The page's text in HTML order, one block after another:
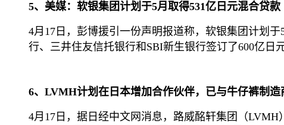
5、美媒：软银集团计划于5月取得531亿日元混合贷款
4月17日，彭博援引一份声明报道称，软银集团计划
行、三井住友信托银行和SBI新生银行签订了600亿日
6、LVMH计划在日本增加合作伙伴，已与牛仔裤制
4月17日，据日经中文网消息，路威酩轩集团（